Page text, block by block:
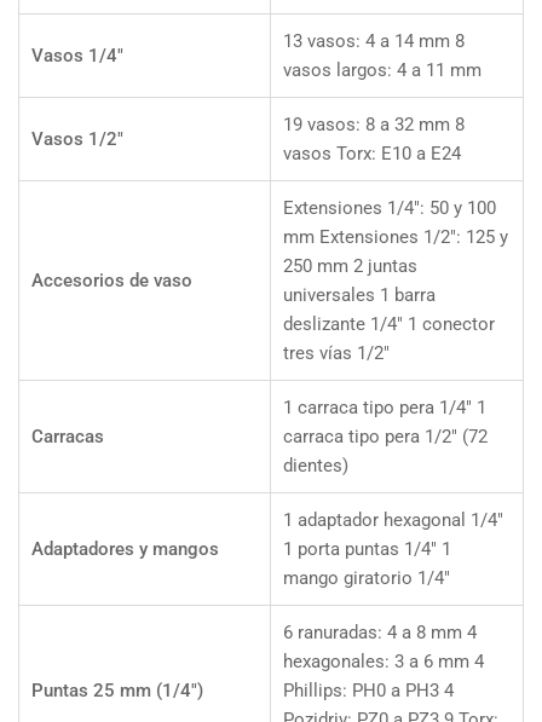
Vasos 1/4"
13 vasos: 4 a 14 mm 8
vasos largos: 4 a 11 mm
Vasos 1/2"
19 vasos: 8 a 32 mm 8
vasos Torx: E10 a E24
Accesorios de vaso
Extensiones 1/4": 50 y 100
mm Extensiones 1/2": 125 y
250 mm 2 juntas
universales 1 barra
deslizante 1/4" 1 conector
tres vías 1/2"
Carracas
1 carraca tipo pera 1/4" 1
carraca tipo pera 1/2" (72
dientes)
Adaptadores y mangos
1 adaptador hexagonal 1/4"
1 porta puntas 1/4" 1
mango giratorio 1/4"
Puntas 25 mm (1/4")
6 ranuradas: 4 a 8 mm 4
hexagonales: 3 a 6 mm 4
Phillips: PH0 a PH3 4